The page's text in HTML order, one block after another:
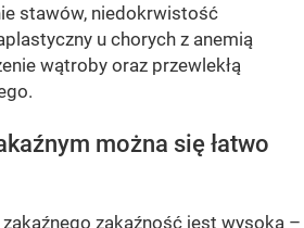
stawów, niedokrwistość
u chorych z anemią
wątroby oraz przewlekłą
można się łatwo
zakaźność jest wysoka –